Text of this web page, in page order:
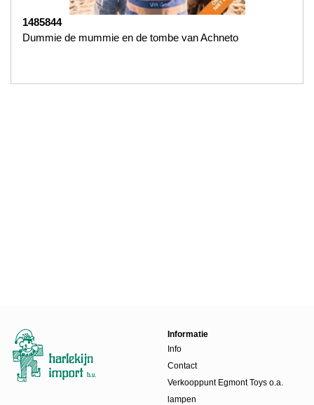
1485844
Dummie de mummie en de tombe van Achneto
Informatie
Info
Contact
Verkooppunt Egmont Toys o.a.
lampen